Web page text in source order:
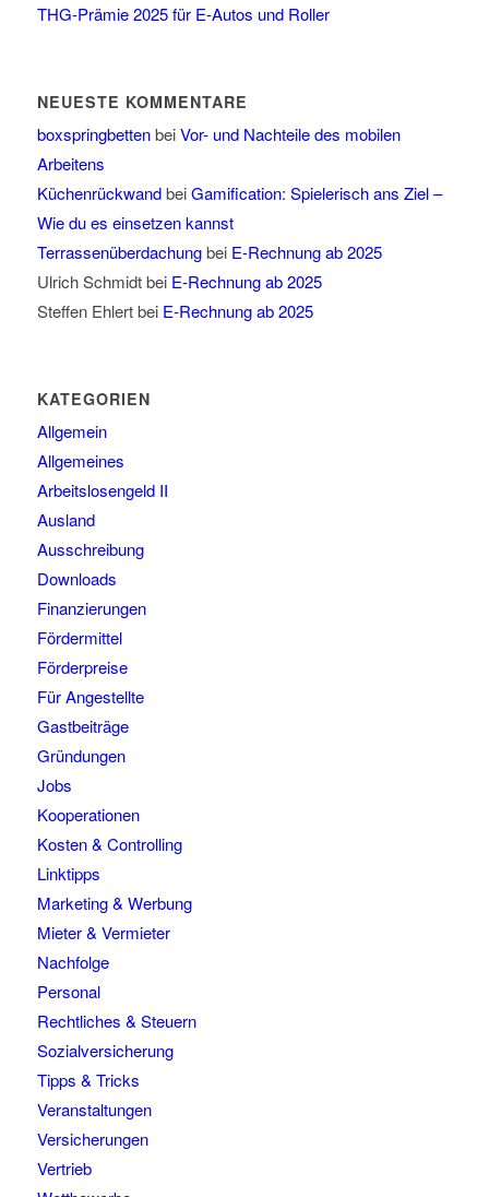
THG-Prämie 2025 für E-Autos und Roller
NEUESTE KOMMENTARE
boxspringbettenbeiVor- und Nachteile des mobilen
Arbeitens
KüchenrückwandbeiGamification: Spielerisch ans Ziel –
Wie du es einsetzen kannst
Terrassenüberdachungbei E-Rechnung ab 2025
Ulrich Schmidtbei E-Rechnung ab 2025
Steffen Ehlertbei E-Rechnung ab 2025
KATEGORIEN
Allgemein
Allgemeines
Arbeitslosengeld II
Ausland
Ausschreibung
Downloads
Finanzierungen
Fördermittel
Förderpreise
Für Angestellte
Gastbeiträge
Gründungen
Jobs
Kooperationen
Kosten & Controlling
Linktipps
Marketing & Werbung
Mieter & Vermieter
Nachfolge
Personal
Rechtliches & Steuern
Sozialversicherung
Tipps & Tricks
Veranstaltungen
Versicherungen
Vertrieb